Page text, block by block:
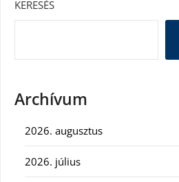
KERESÉS
Archívum
2026. augusztus
2026. július